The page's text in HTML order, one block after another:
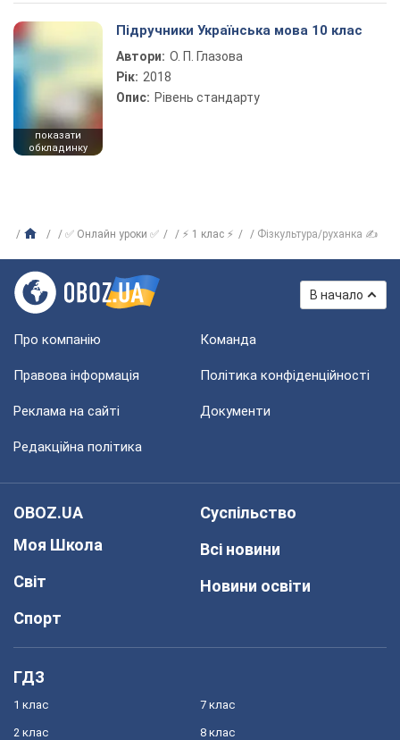
показати
обкладинку
Підручники Українська мова 10 клас
Автори: О. П. Глазова
Рік: 2018
Опис: Рівень стандарту
✅ Онлайн уроки ✅ ⚡ 1 клас ⚡ Фізкультура/руханка ✍
В начало
Про компанію Команда
Правова інформація Політика конфіденційності
Реклама на сайті Документи
Редакційна політика
OBOZ.UA
Моя Школа
Світ
Спорт
Суспільство
Всі новини
Новини освіти
ГДЗ
1 клас
2 клас
7 клас
8 клас